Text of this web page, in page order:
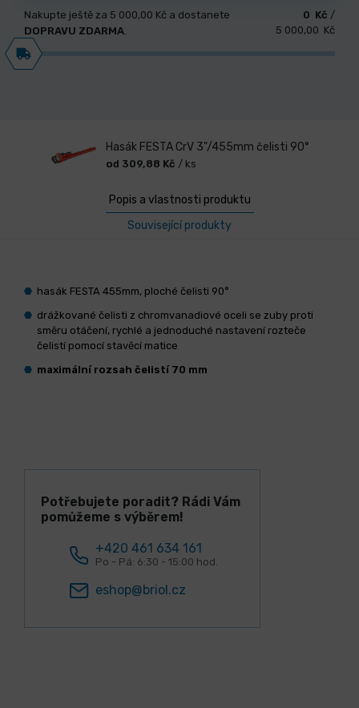
Nakupte ještě za 5 000,00 Kč a dostanete
DOPRAVU ZDARMA.
0 Kč /
5 000,00 Kč
Hasák FESTA CrV 3"/455mm čelisti 90°
od 309,88 Kč / ks
Popis a vlastnosti produktu
Související produkty
hasák FESTA 455mm, ploché čelisti 90°
drážkované čelisti z chromvanadiové oceli se zuby proti
směru otáčení, rychlé a jednoduché nastavení rozteče
čelistí pomocí stavěcí matice
maximální rozsah čelistí 70 mm
Potřebujete poradit? Rádi Vám
pomůžeme s výběrem!
+420 461 634 161
Po - Pá: 6:30 - 15:00 hod.
eshop@briol.cz